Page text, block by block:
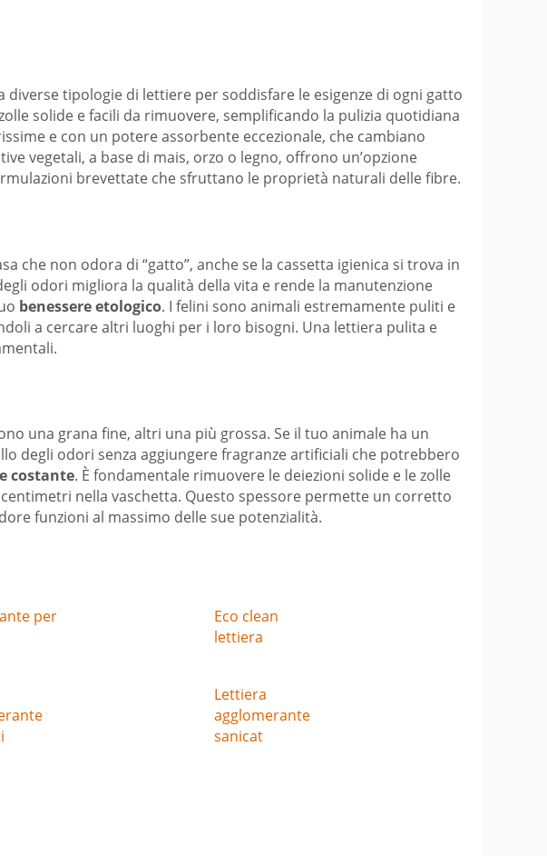
tipologie di lettiere per soddisfare le esigenze di ogni gatto
solide e facili da rimuovere, semplificando la pulizia quotidiana
e con un potere assorbente eccezionale, che cambiano
vegetali, a base di mais, orzo o legno, offrono un’opzione
brevettate che sfruttano le proprietà naturali delle fibre.
che non odora di “gatto”, anche se la cassetta igienica si trova in
odori migliora la qualità della vita e rende la manutenzione
benessere etologico. I felini sono animali estremamente puliti e
a cercare altri luoghi per i loro bisogni. Una lettiera pulita e
una grana fine, altri una più grossa. Se il tuo animale ha un
degli odori senza aggiungere fragranze artificiali che potrebbero
costante. È fondamentale rimuovere le deiezioni solide e le zolle
nella vaschetta. Questo spessore permette un corretto
funzioni al massimo delle sue potenzialità.
per
Eco clean
lettiera
Lettiera
agglomerante
sanicat